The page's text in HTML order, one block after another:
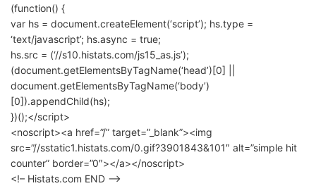
(function() {
var hs = document.createElement(‘script’); hs.type =
‘text/javascript’; hs.async = true;
hs.src = (‘//s10.histats.com/js15_as.js’);
(document.getElementsByTagName(‘head’)[0] ||
document.getElementsByTagName(‘body’)
[0]).appendChild(hs);
})();</script>
<noscript><a href=”/” target=”_blank”><img
src=”//sstatic1.histats.com/0.gif?3901843&101″ alt=”simple hit
counter” border=”0″></a></noscript>
<!– Histats.com END –>